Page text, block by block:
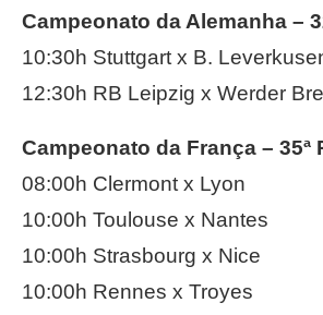
Campeonato da Alemanha –
10:30h Stuttgart x B.
12:30h RB Leipzig x Werder
Campeonato da França – 35ª
08:00h Clermont x Lyon
10:00h Toulouse x Nantes
10:00h Strasbourg x Nice
10:00h Rennes x Troyes